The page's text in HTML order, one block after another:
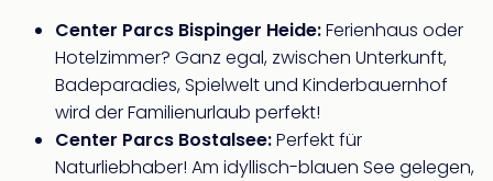
Center Parcs Bispinger Heide:Ferienhaus oder
Hotelzimmer? Ganz egal, zwischen Unterkunft,
Badeparadies, Spielwelt und Kinderbauernhof
wird der Familienurlaub perfekt!
Center Parcs Bostalsee:Perfekt für
Naturliebhaber! Am idyllisch-blauen See gelegen,